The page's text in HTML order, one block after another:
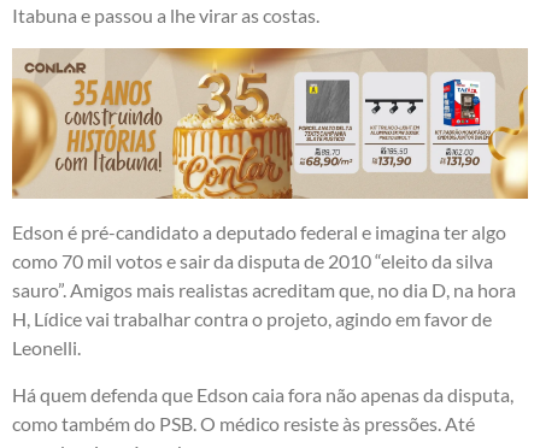
Itabuna e passou a lhe virar as costas.
Edson é pré-candidato a deputado federal e imagina ter algo
como 70 mil votos e sair da disputa de 2010 “eleito da silva
sauro”. Amigos mais realistas acreditam que, no dia D, na hora
H, Lídice vai trabalhar contra o projeto, agindo em favor de
Leonelli.
Há quem defenda que Edson caia fora não apenas da disputa,
como também do PSB. O médico resiste às pressões. Até